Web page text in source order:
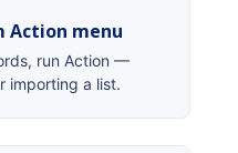
Action menu
run Action —
importing a list.